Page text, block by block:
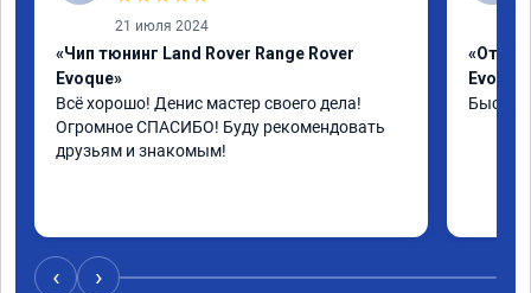
21 июля 2024
«Чип тюнинг Land Rover Range Rover
Evoque»
Всё хорошо! Денис мастер своего дела!
Огромное СПАСИБО! Буду рекомендовать
друзьям и знакомым!
Быстро
‹ ›